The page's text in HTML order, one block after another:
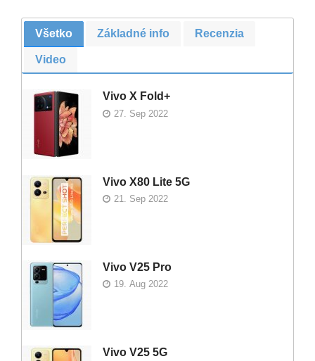
Všetko Základné info Recenzia
Video
Vivo X Fold+
27. Sep 2022
Vivo X80 Lite 5G
21. Sep 2022
Vivo V25 Pro
19. Aug 2022
Vivo V25 5G